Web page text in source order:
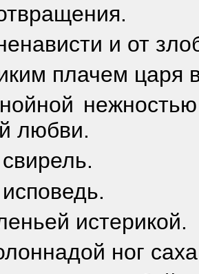
и от
плачем царя
любви.
истерикой.
ног